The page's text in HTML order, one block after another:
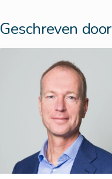
Geschreven door